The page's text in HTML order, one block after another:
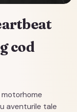
cod
aventurile tale